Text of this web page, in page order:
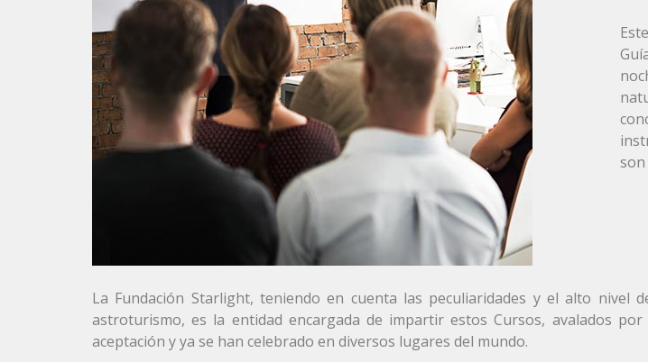
La Fundación Starlight, teniendo en cuenta las peculiaridades y el alto nivel
astroturismo, es la entidad encargada de impartir estos Cursos, avalados
aceptación y ya se han celebrado en diversos lugares del mundo.